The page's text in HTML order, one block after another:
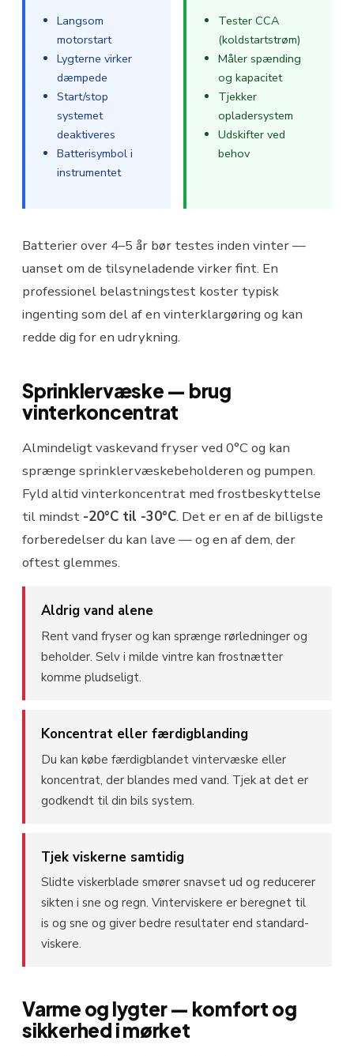
Langsom
motorstart
Lygterne virker
dæmpede
Start/stop
systemet
deaktiveres
Batterisymbol i
instrumentet
Tester CCA
(koldstartstrøm)
Måler spænding
og kapacitet
Tjekker
opladersystem
Udskifter ved
behov
Batterier over 4–5 år bør testes inden vinter —
uanset om de tilsyneladende virker fint. En
professionel belastningstest koster typisk
ingenting som del af en vinterklargøring og kan
redde dig for en udrykning.
Sprinklervæske — brug
vinterkoncentrat
Almindeligt vaskevand fryser ved 0°C og kan
sprænge sprinklervæskebeholderen og pumpen.
Fyld altid vinterkoncentrat med frostbeskyttelse
til mindst -20°C til -30°C. Det er en af de billigste
forberedelser du kan lave — og en af dem, der
oftest glemmes.
Aldrig vand alene
Rent vand fryser og kan sprænge rørledninger og
beholder. Selv i milde vintre kan frostnætter
komme pludseligt.
Koncentrat eller færdigblanding
Du kan købe færdigblandet vintervæske eller
koncentrat, der blandes med vand. Tjek at det er
godkendt til din bils system.
Tjek viskerne samtidig
Slidte viskerblade smører snavset ud og reducerer
sikten i sne og regn. Vinterviskere er beregnet til
is og sne og giver bedre resultater end standard-
viskere.
Varme og lygter — komfort og
sikkerhed i mørket